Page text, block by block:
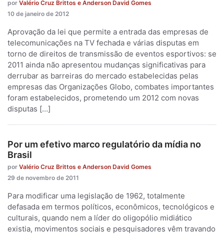
por Valério Cruz Brittos e Anderson David Gomes
10 de janeiro de 2012
Aprovação da lei que permite a entrada das empresas de
telecomunicações na TV fechada e várias disputas em
torno de direitos de transmissão de eventos esportivos: se
2011 ainda não apresentou mudanças significativas para
derrubar as barreiras do mercado estabelecidas pelas
empresas das Organizações Globo, combates importantes
foram estabelecidos, prometendo um 2012 com novas
disputas […]
Por um efetivo marco regulatório da mídia no
Brasil
por Valério Cruz Brittos e Anderson David Gomes
29 de novembro de 2011
Para modificar uma legislação de 1962, totalmente
defasada em termos políticos, econômicos, tecnológicos e
culturais, quando nem a líder do oligopólio midiático
existia, movimentos sociais e pesquisadores vêm travando